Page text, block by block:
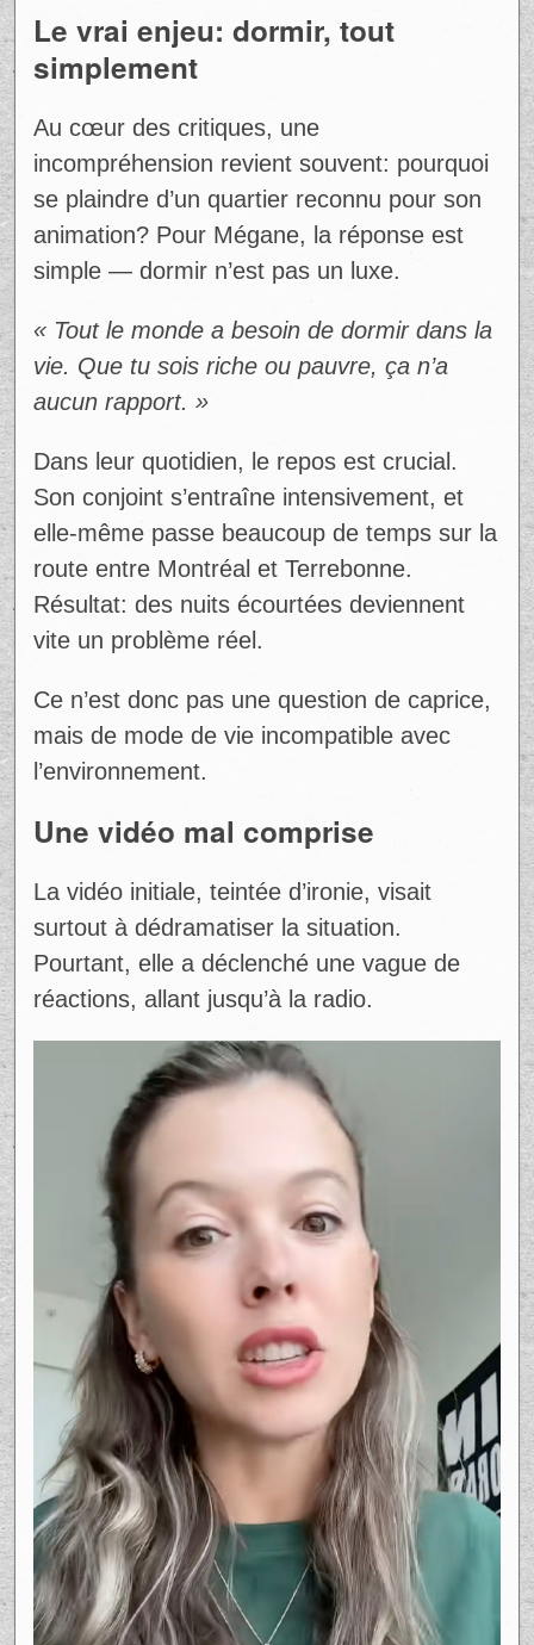
Mais une variable a été sous-estimée: le
bruit constant.
« On pensait que vu qu’on était au 54e,
peut-être que le son aurait été moins
intense. Vraiment, non. »
événements et foules se font entendre. Et
contrairement à ce que certains imaginent,
ce n’est pas qu’occasionnel. En été,
l’activité est presque continue.
Le vrai enjeu: dormir, tout
simplement
Au cœur des critiques, une
incompréhension revient souvent: pourquoi
animation? Pour Mégane, la réponse est
simple — dormir n’est pas un luxe.
vie. Que tu sois riche ou pauvre, ça n’a
aucun rapport. »
Dans leur quotidien, le repos est crucial.
Son conjoint s’entraîne intensivement, et
elle-même passe beaucoup de temps sur la
route entre Montréal et Terrebonne.
Résultat: des nuits écourtées deviennent
vite un problème réel.
Ce n’est donc pas une question de caprice,